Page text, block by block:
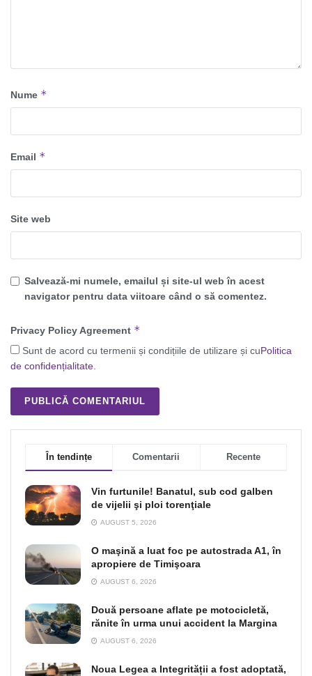
Nume *
Email *
Site web
Salvează-mi numele, emailul și site-ul web în acest
navigator pentru data viitoare când o să comentez.
Privacy Policy Agreement *
Sunt de acord cu termenii și condițiile de utilizare și cuPolitica
de confidențialitate.
În tendințe Comentarii Recente
Vin furtunile! Banatul, sub cod galben
de vijelii şi ploi torenţiale
AUGUST 5, 2026
O maşină a luat foc pe autostrada A1, în
apropiere de Timişoara
AUGUST 6, 2026
Două persoane aflate pe motocicletă,
rănite în urma unui accident la Margina
AUGUST 6, 2026
Noua Legea a Integrității a fost adoptată,